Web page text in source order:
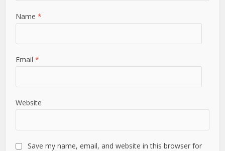
Name*
Email*
Website
Save my name, email, and website in this browser for